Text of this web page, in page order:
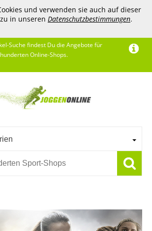
und verwenden sie auch auf dieser
in unseren Datenschutzbestimmungen.
Suche findest Du die Angebote für
Online-Shops.